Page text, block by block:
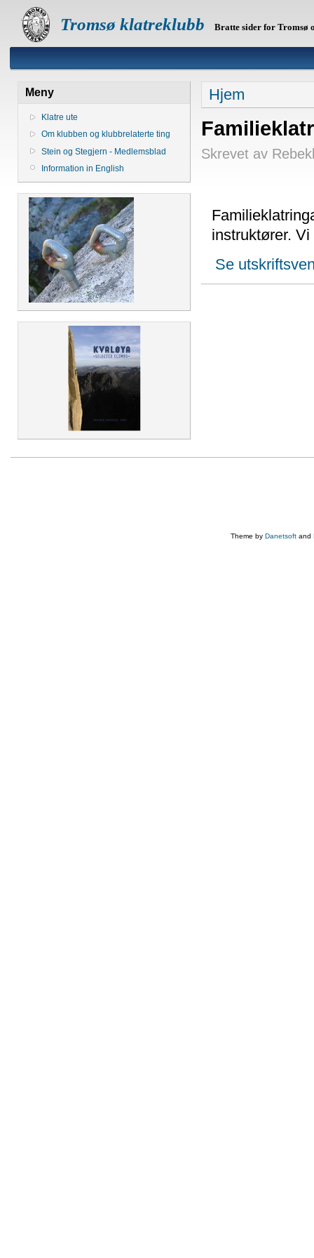
Tromsø klatreklubb Bratte sider for Tromsø
Meny
Klatre ute
Om klubben og klubbrelaterte ting
Stein og Stegjern - Medlemsblad
Information in English
Hjem
Skrevet av
instruktører.
Se
Theme by Danetsoft and